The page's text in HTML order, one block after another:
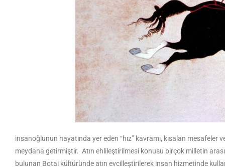
insanoğlunun hayatında yer eden “hız” kavramı, kısalan
meydana getirmiştir. Atın ehlileştirilmesi konusu birçok milletin
bulunan Botai kültüründe atın evcilleştirilerek insan hizmetinde